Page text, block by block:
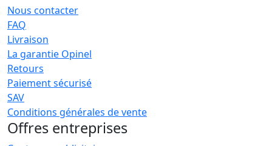
Nous contacter
FAQ
Livraison
La garantie Opinel
Retours
Paiement sécurisé
SAV
Conditions générales de vente
Offres entreprises